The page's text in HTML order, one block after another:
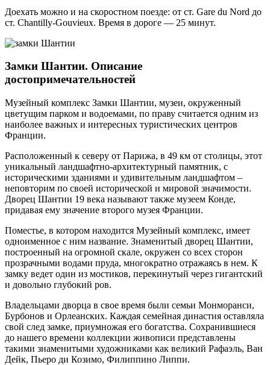
Доехать можно и на скоростном поезде: от ст. Gare du Nord до
ст. Chantilly-Gouvieux. Время в дороге — 25 минут.
Замки Шантии. Описание
достопримечательностей
Музейный комплекс Замки Шантии, музеи, окруженный
цветущим парком и водоемами, по праву считается одним из
наиболее важных и интересных туристических центров
Франции.
Расположенный к северу от Парижа, в 49 км от столицы, этот
уникальный ландшафтно-архитектурный памятник, с
историческими зданиями и удивительным ландшафтом –
неповторим по своей исторической и мировой значимости.
Дворец Шантии 19 века называют также музеем Конде,
придавая ему значение второго музея Франции.
Поместье, в котором находится Музейный комплекс, имеет
одноименное с ним название. Знаменитый дворец Шантии,
построенный на огромной скале, окружен со всех сторон
прозрачными водами пруда, многократно отражаясь в нем. К
замку ведет один из мостиков, перекинутый через гигантский
и довольно глубокий ров.
Владельцами дворца в свое время были семьи Монморанси,
Бурбонов и Орлеанских. Каждая семейная династия оставляла
свой след замке, приумножая его богатства. Сохранившиеся
до нашего времени коллекции живописи представлены
такими знаменитыми художниками как великий Рафаэль, Ван
Дейк, Пьеро ди Козимо, Филиппино Липпи.